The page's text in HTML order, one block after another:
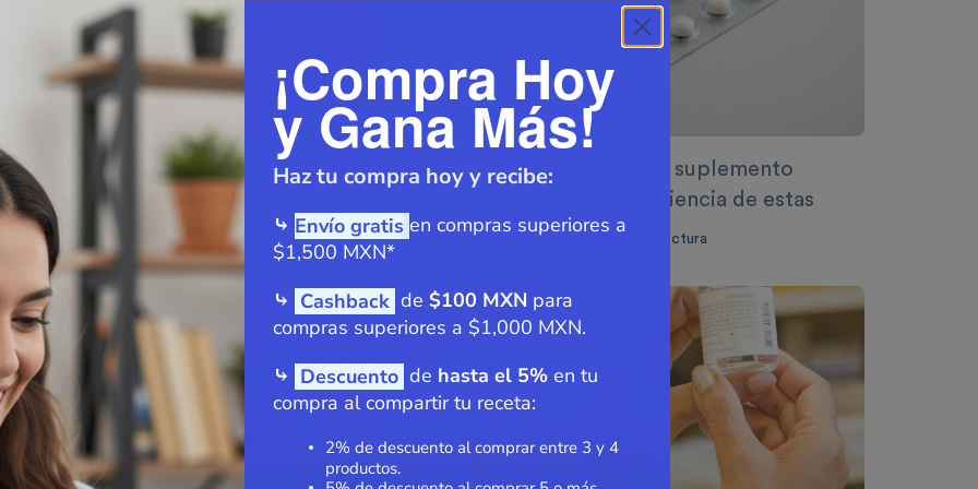
Triclosán/Alantoina medicamento de
tipo antiséptico y regenerativo,
indicado para el tratamiento de
procesos inflamatorios
10 de septiembre min lectura
Tiamina/Metionina, suplemento
indicado en la deficiencia de estas
10 de septiembre min lectura
¡Compra Hoy
y Gana Más!
Haz tu compra hoy y recibe:
⤷ Envío gratis en compras superiores a
$1,500 MXN*
⤷ Cashback de $100 MXN para
compras superiores a $1,000 MXN.
⤷ Descuento de hasta el 5% en tu
compra al compartir tu receta:
2% de descuento al comprar entre 3 y 4
productos.